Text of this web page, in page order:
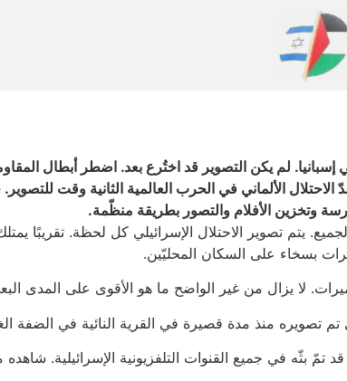
إسبانيا. لم يكن التصوير قد اختُرع بعد. اضطر أبطال
الألماني في الحرب العالمية الثانية وقت
وتخزين الأفلام والتصور بطريقة منظّمة.
يتم تصوير الاحتلال الإسرائيلي كل لحظة. تقريبًا
بسخاء على السكان المحليّين.
لا يزال من غير الواضح ما هو الأقوى على المدى
تصويره منذ مدة قصيرة في القرية النائية في الضفة
بثّه في جميع القنوات التلفزيونية الإسرائيلية.